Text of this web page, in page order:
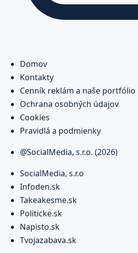
Domov
Kontakty
Cenník reklám a naše portfólio
Ochrana osobných údajov
Cookies
Pravidlá a podmienky
@SocialMedia, s.r.o. (2026)
SocialMedia, s.r.o
Infoden.sk
Takeakesme.sk
Politicke.sk
Napisto.sk
Tvojazabava.sk